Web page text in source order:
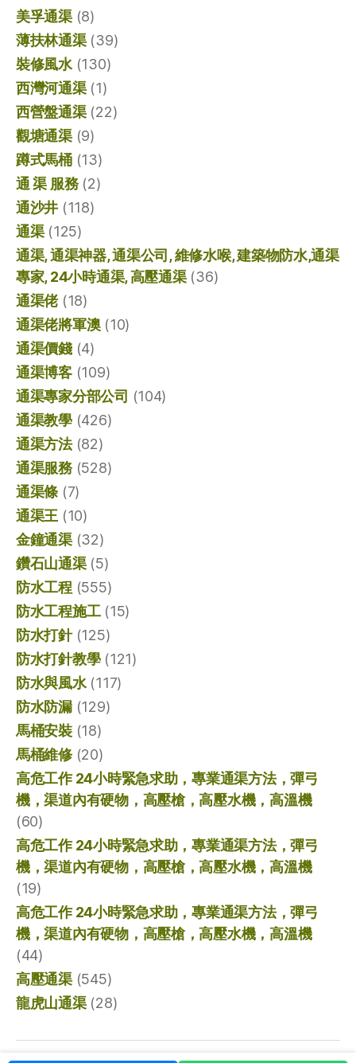
美孚通渠(8)
薄扶林通渠(39)
裝修風水(130)
西灣河通渠(1)
西營盤通渠(22)
觀塘通渠(9)
蹲式馬桶(13)
通 渠 服務(2)
通沙井 (118)
通渠(125)
通渠, 通渠神器, 通渠公司, 維修水喉, 建築物防水,通渠
專家, 24小時通渠, 高壓通渠(36)
通渠佬(18)
通渠佬將軍澳(10)
通渠價錢(4)
通渠博客(109)
通渠專家分部公司 (104)
通渠教學(426)
通渠方法(82)
通渠服務(528)
通渠條 (7)
通渠王 (10)
金鐘通渠(32)
鑽石山通渠(5)
防水工程(555)
防水工程施工(15)
防水打針(125)
防水打針教學(121)
防水與風水(117)
防水防漏(129)
馬桶安裝(18)
馬桶維修(20)
高危工作 24小時緊急求助，專業通渠方法，彈弓
機，渠道內有硬物，高壓槍，高壓水機，高溫機
(60)
高危工作 24小時緊急求助，專業通渠方法，彈弓
機，渠道內有硬物，高壓槍，高壓水機，高溫機
(19)
高危工作 24小時緊急求助，專業通渠方法，彈弓
機，渠道內有硬物，高壓槍，高壓水機，高溫機
(44)
高壓通渠(545)
龍虎山通渠(28)